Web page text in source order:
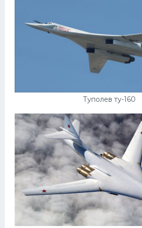
Туполев ту-160